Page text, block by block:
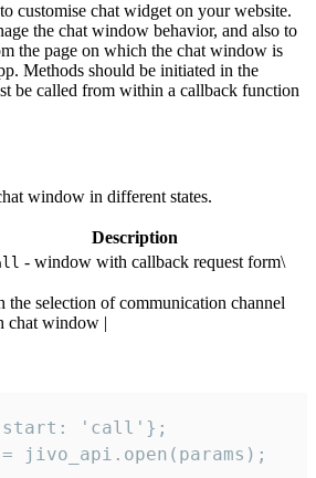
customise chat widget on your website.
the chat window behavior, and also to
the page on which the chat window is
Methods should be initiated in the
be called from within a callback function
window in different states.
Description
- window with callback request form\
the selection of communication channel
chat window |
{start: 'call'};
jivo_api.open(params);